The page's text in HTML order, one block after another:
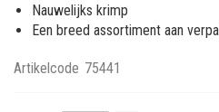
Nauwelijks krimp
Een breed assortiment aan
Artikelcode 75441